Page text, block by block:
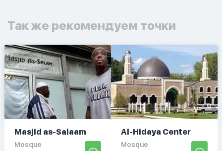
Так же рекомендуем точки
Masjid as-Salaam
Mosque
Al-Hidaya Center
Mosque